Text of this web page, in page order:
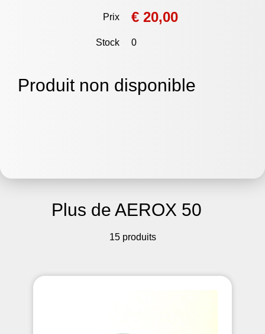
Prix € 20,00
Stock 0
Produit non disponible
Plus de AEROX 50
15 produits